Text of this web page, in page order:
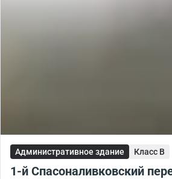
Административное здание Класс B
1-й Спасоналивковский